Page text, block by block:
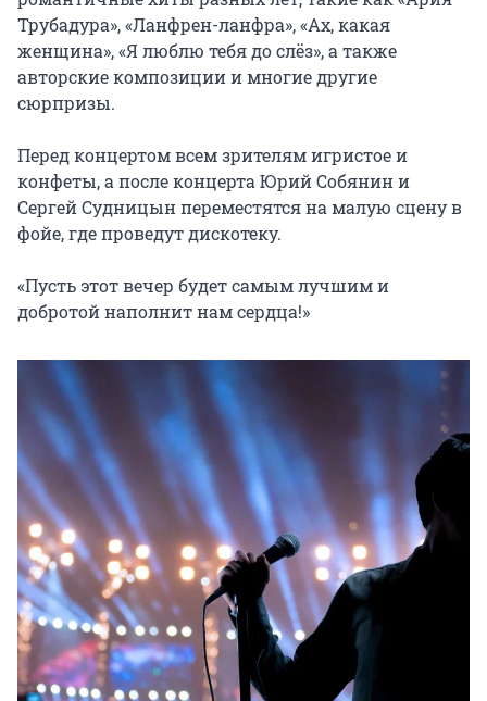
Трубадура», «Ланфрен-ланфра», «Ах, какая
женщина», «Я люблю тебя до слёз», а также
авторские композиции и многие другие
сюрпризы.
Перед концертом всем зрителям игристое и
конфеты, а после концерта Юрий Собянин и
Сергей Судницын переместятся на малую сцену в
фойе, где проведут дискотеку.
«Пусть этот вечер будет самым лучшим и
добротой наполнит нам сердца!»